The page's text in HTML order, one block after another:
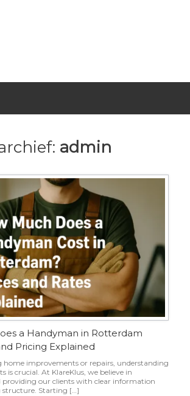
admin
a Handyman in Rotterdam
Pricing Explained
home improvements or repairs, understanding
is crucial. At KlareKlus, we believe in
providing our clients with clear information
Starting […]